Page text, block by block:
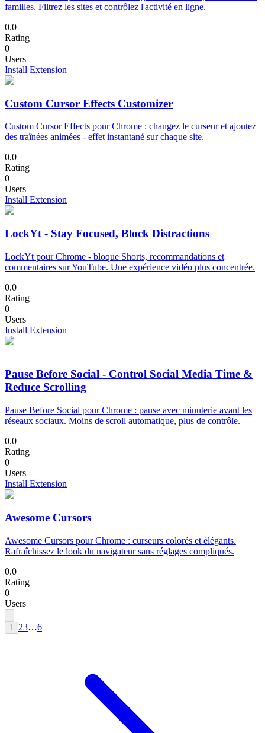
familles. Filtrez les sites et contrôlez l'activité en ligne.
0.0
Rating
0
Users
Install Extension
Custom Cursor Effects Customizer
Custom Cursor Effects pour Chrome : changez le curseur et ajoutez
des traînées animées - effet instantané sur chaque site.
0.0
Rating
0
Users
Install Extension
LockYt - Stay Focused, Block Distractions
LockYt pour Chrome - bloque Shorts, recommandations et
commentaires sur YouTube. Une expérience vidéo plus concentrée.
0.0
Rating
0
Users
Install Extension
Pause Before Social - Control Social Media Time &
Reduce Scrolling
Pause Before Social pour Chrome : pause avec minuterie avant les
réseaux sociaux. Moins de scroll automatique, plus de contrôle.
0.0
Rating
0
Users
Install Extension
Awesome Cursors
Awesome Cursors pour Chrome : curseurs colorés et élégants.
Rafraîchissez le look du navigateur sans réglages compliqués.
0.0
Rating
0
Users
1 23…6